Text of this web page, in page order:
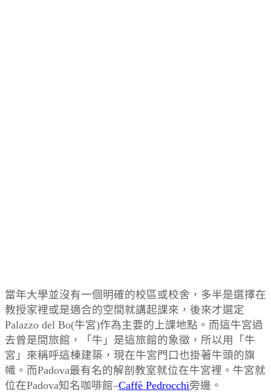
當年大學並沒有一個明確的校區或校舍，多半是選擇在
教授家裡或是適合的空間就講起課來，後來才選定
Palazzo del Bo(牛宮)作為主要的上課地點。而這牛宮過
去曾是間旅館，「牛」是這旅館的象徵，所以用「牛
宮」來稱呼這棟建築，現在牛宮門口也掛著牛頭的旗
幟。而Padova最有名的解剖教室就位在牛宮裡。牛宮就
位在Padova知名咖啡館–Caffè Pedrocchi旁邊。